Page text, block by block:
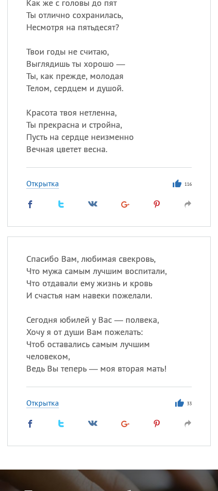
Как же с головы до пят
Ты отлично сохранилась,
Несмотря на пятьдесят?
Твои годы не считаю,
Выглядишь ты хорошо —
Ты, как прежде, молодая
Телом, сердцем и душой.
Красота твоя нетленна,
Ты прекрасна и стройна,
Пусть на сердце неизменно
Вечная цветет весна.
Открытка 116
Спасибо Вам, любимая свекровь,
Что мужа самым лучшим воспитали,
Что отдавали ему жизнь и кровь
И счастья нам навеки пожелали.
Сегодня юбилей у Вас — полвека,
Хочу я от души Вам пожелать:
Чтоб оставались самым лучшим
человеком,
Ведь Вы теперь — моя вторая мать!
Открытка 33